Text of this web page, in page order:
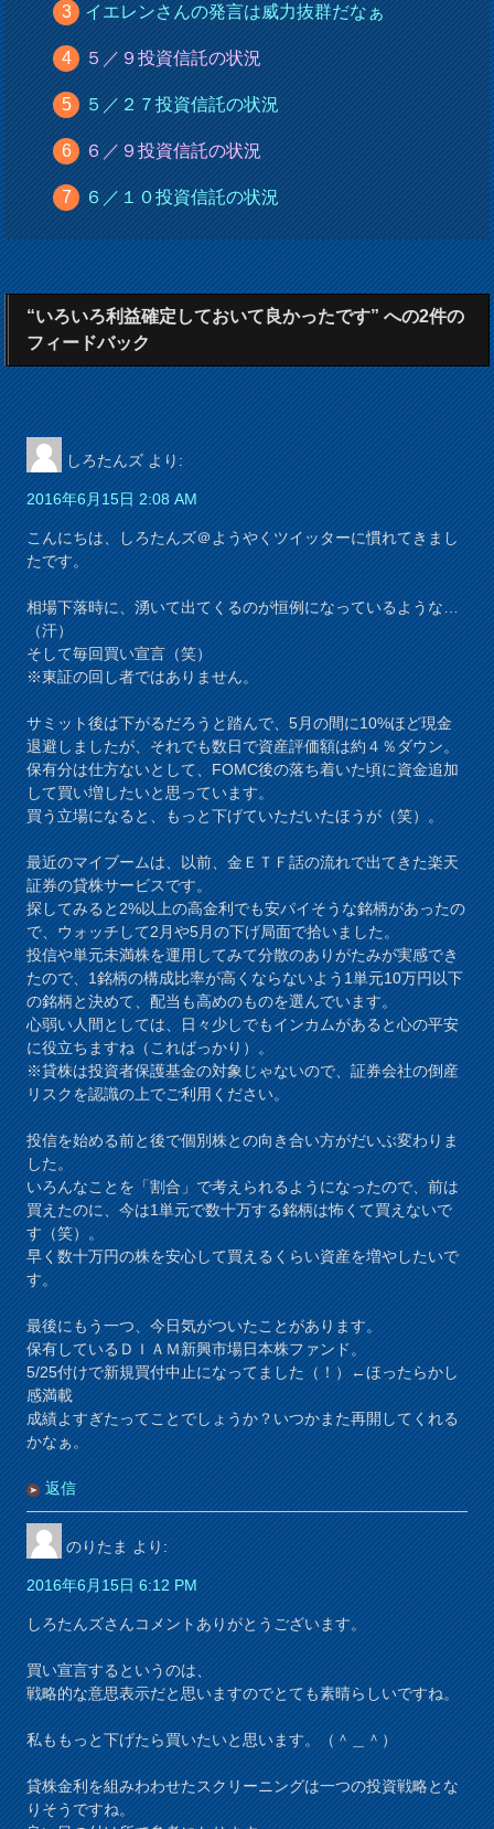
イエレンさんの発言は威力抜群だなぁ
５／９投資信託の状況
５／２７投資信託の状況
６／９投資信託の状況
６／１０投資信託の状況
“いろいろ利益確定しておいて良かったです” への2件の
フィードバック
しろたんズ より:
2016年6月15日 2:08 AM
こんにちは、しろたんズ＠ようやくツイッターに慣れてきまし
たです。
相場下落時に、湧いて出てくるのが恒例になっているような…
（汗）
そして毎回買い宣言（笑）
※東証の回し者ではありません。
サミット後は下がるだろうと踏んで、5月の間に10%ほど現金
退避しましたが、それでも数日で資産評価額は約４％ダウン。
保有分は仕方ないとして、FOMC後の落ち着いた頃に資金追加
して買い増したいと思っています。
買う立場になると、もっと下げていただいたほうが（笑）。
最近のマイブームは、以前、金ＥＴＦ話の流れで出てきた楽天
証券の貸株サービスです。
探してみると2%以上の高金利でも安パイそうな銘柄があったの
で、ウォッチして2月や5月の下げ局面で拾いました。
投信や単元未満株を運用してみて分散のありがたみが実感でき
たので、1銘柄の構成比率が高くならないよう1単元10万円以下
の銘柄と決めて、配当も高めのものを選んでいます。
心弱い人間としては、日々少しでもインカムがあると心の平安
に役立ちますね（こればっかり）。
※貸株は投資者保護基金の対象じゃないので、証券会社の倒産
リスクを認識の上でご利用ください。
投信を始める前と後で個別株との向き合い方がだいぶ変わりま
した。
いろんなことを「割合」で考えられるようになったので、前は
買えたのに、今は1単元で数十万する銘柄は怖くて買えないで
す（笑）。
早く数十万円の株を安心して買えるくらい資産を増やしたいで
す。
最後にもう一つ、今日気がついたことがあります。
保有しているＤＩＡＭ新興市場日本株ファンド。
5/25付けで新規買付中止になってました（！）←ほったらかし
感満載
成績よすぎたってことでしょうか？いつかまた再開してくれる
かなぁ。
返信
のりたま より:
2016年6月15日 6:12 PM
しろたんズさんコメントありがとうございます。
買い宣言するというのは、
戦略的な意思表示だと思いますのでとても素晴らしいですね。
私ももっと下げたら買いたいと思います。（＾＿＾）
貸株金利を組みわわせたスクリーニングは一つの投資戦略とな
りそうですね。